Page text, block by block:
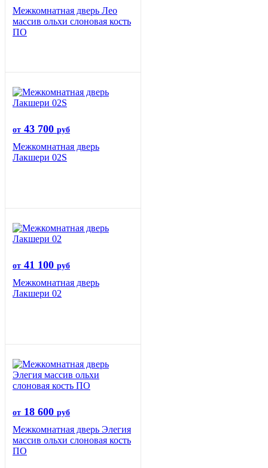
Межкомнатная дверь Лео
массив ольхи слоновая кость
ПО
от 43 700 руб
Межкомнатная дверь
Лакшери 02S
от 41 100 руб
Межкомнатная дверь
Лакшери 02
от 18 600 руб
Межкомнатная дверь Элегия
массив ольхи слоновая кость
ПО